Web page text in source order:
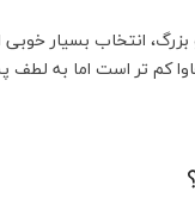
بزرگ، انتخاب بسیار
کم تر است اما به